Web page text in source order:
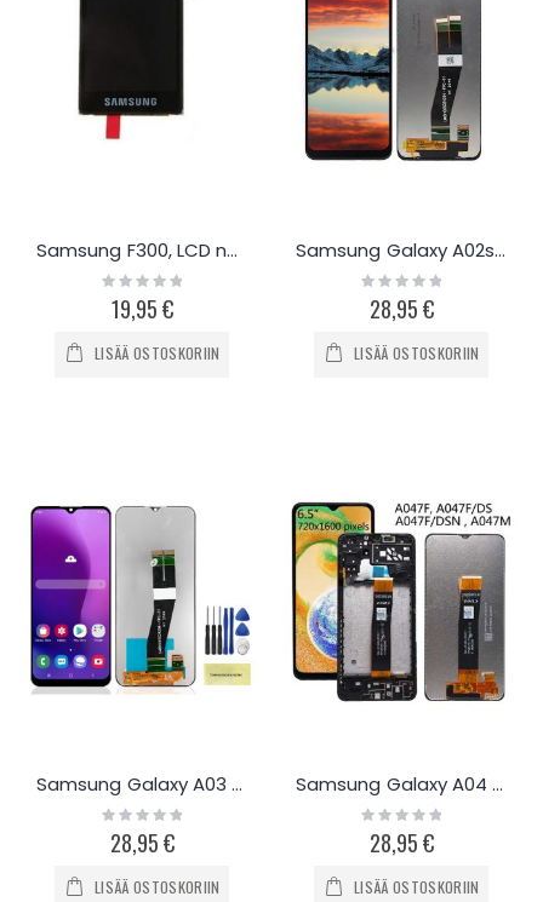
Samsung F300, LCD näyttö
Rating:
0%
19,95 €
LISÄÄ OSTOSKORIIN
Samsung Galaxy A02s näyttö ja työkalut
Rating:
0%
28,95 €
LISÄÄ OSTOSKORIIN
Samsung Galaxy A03 / A03s näyttö
Rating:
0%
28,95 €
LISÄÄ OSTOSKORIIN
Samsung Galaxy A04 S/E näyttö
Rating:
0%
28,95 €
LISÄÄ OSTOSKORIIN